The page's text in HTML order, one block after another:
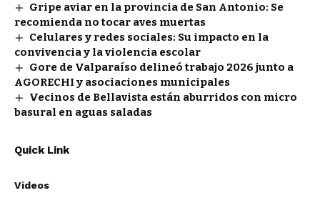
Gripe aviar en la provincia de San Antonio: Se
recomienda no tocar aves muertas
Celulares y redes sociales: Su impacto en la
convivencia y la violencia escolar
Gore de Valparaíso delineó trabajo 2026 junto a
AGORECHI y asociaciones municipales
Vecinos de Bellavista están aburridos con micro
basural en aguas saladas
Quick Link
Videos